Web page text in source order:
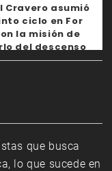
Cravero asumió
ciclo en For
la misión de
del descenso
que busca
lo que sucede en